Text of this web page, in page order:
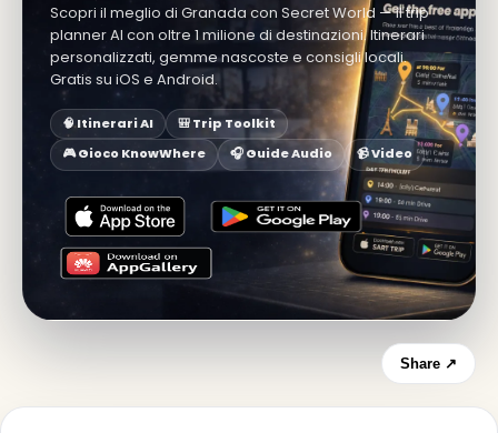
Scopri il meglio di Granada con Secret World — il trip
planner AI con oltre 1 milione di destinazioni. Itinerari
personalizzati, gemme nascoste e consigli locali.
Gratis su iOS e Android.
🧠 Itinerari AI
🎒 Trip Toolkit
🎮 Gioco KnowWhere
🎧 Guide Audio 📹 Video
Share ↗